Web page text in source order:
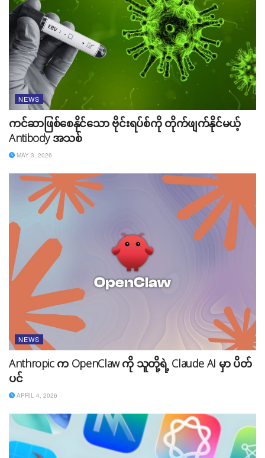
Ask Photos ဆိုတဲ့ AI Features အသစ်ကတော့ Google
Photos ကို အသုံးပြုပြီး မိမိရိုက်ခဲ့တဲ့ အမျိုးသားပန်းခြံပုံများ
ထဲမှ အကောင်းဆုံး ပုံများကို ဖော်ပြခိုင်းနိုင်မှာ ဖြစ်သလို
ဓာတ်ပုံနဲ့ ပတ်သက်တဲ့ GPS Location အချက်အလက်များ
ကအစ ဖော်ပြပေးနိုင်မှာ ဖြစ်ကြောင်း သိရပါတယ်။ Media နဲ့
ပတ်သက်ပြီး မိတ်ပေးလိုက်တဲ့ AI-Powered Media
Creation Engines ကတော့ Veo နှင့် Imagen 3 ဖြစ်ပြီး
OpenAI Sora ရဲ့ ပြိုင်ဘက် ဖြစ်ပါတယ်။ Veo ဟာ 1080p
အထိ အရည်အသွေးရှိတဲ့ ၁မိနစ်ကျော် Videos များကို
ဖန်တီးပေးနိုင်မှာ ဖြစ်ပြီး Imagen 3 ကတော့ အရင် Imagen
2 ထက် ပိုမိုကောင်းမွန်တဲ့ ပုံများကို ဖန်တီးပေးနိုင်မယ့်
Text-To-Image Model ပဲ ဖြစ်ပါတယ်။
NEWS
ကင်ဆာဖြစ်စေနိုင်သော ဗိုင်းရပ်စ်ကို တိုက်ဖျက်နိုင်မယ့်
Antibody အသစ်
MAY 3, 2026
NEWS
Anthropic က OpenClaw ကို သူတို့ရဲ့ Claude AI မှာ ပိတ်
ပင်
APRIL 4, 2026